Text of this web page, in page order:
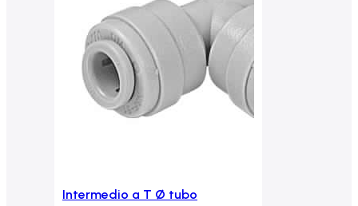
Intermedio a T Ø tubo